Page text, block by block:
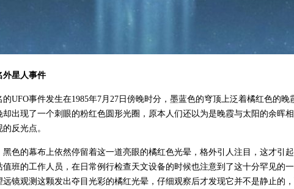
外星人事件
的UFO事件发生在1985年7月27日傍晚时分，墨蓝色的穹顶上泛着橘红色的晚
出现了一个刺眼的粉红色圆形光圈，原本人们还以为是晚霞与太阳的余晖相
反光点。
黑色的幕布上依然停留着这一道亮眼的橘红色光晕，格外引人注目，这才引
班的工作人员，在日常例行检查天文设备的时候也注意到了这十分罕见的
镜观测这颗发出夺目光彩的橘红光晕，仔细观察后才发现它并不是静止的